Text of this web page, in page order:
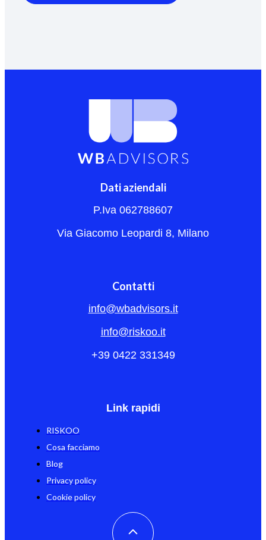
Dati aziendali
P.Iva 062788607
Via Giacomo Leopardi 8, Milano
Contatti
info@wbadvisors.it
info@riskoo.it
+39 0422 331349
Link rapidi
RISKOO
Cosa facciamo
Blog
Privacy policy
Cookie policy